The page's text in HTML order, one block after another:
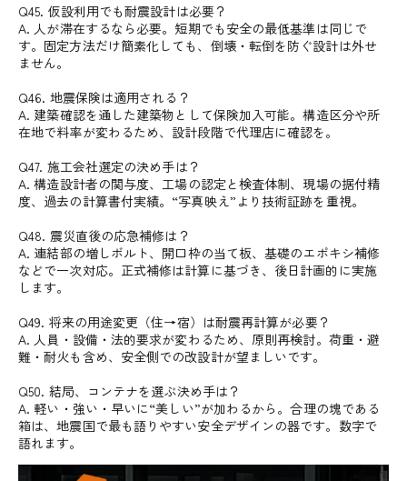
Q45. 仮設利用でも耐震設計は必要？
A. 人が滞在するなら必要。短期でも安全の最低基準は同じで
す。固定方法だけ簡素化しても、倒壊・転倒を防ぐ設計は外せ
ません。
Q46. 地震保険は適用される？
A. 建築確認を通した建築物として保険加入可能。構造区分や所
在地で料率が変わるため、設計段階で代理店に確認を。
Q47. 施工会社選定の決め手は？
A. 構造設計者の関与度、工場の認定と検査体制、現場の据付精
度、過去の計算書付実績。“写真映え”より技術証跡を重視。
Q48. 震災直後の応急補修は？
A. 連結部の増しボルト、開口枠の当て板、基礎のエポキシ補修
などで一次対応。正式補修は計算に基づき、後日計画的に実施
します。
Q49. 将来の用途変更（住→宿）は耐震再計算が必要？
A. 人員・設備・法的要求が変わるため、原則再検討。荷重・避
難・耐火も含め、安全側での改設計が望ましいです。
Q50. 結局、コンテナを選ぶ決め手は？
A. 軽い・強い・早いに“美しい”が加わるから。合理の塊である
箱は、地震国で最も語りやすい安全デザインの器です。数字で
語れます。